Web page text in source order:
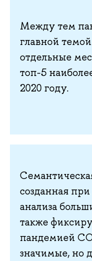
Между тем
главной
отдельные
топ-5
2020 году.
созданная
анализа
также
пандемией
значимые, но